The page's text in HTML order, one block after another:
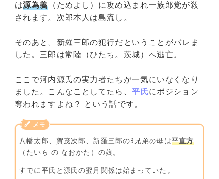
は源為義（ためよし）に攻め込まれ一族郎党が殺
されます。次郎本人は島流し。
そのあと、新羅三郎の犯行だということがバレま
した。三郎は常陸（ひたち。茨城）へ逃亡。
ここで河内源氏の実力者たちが一気にいなくなり
ました。こんなことしてたら、 平氏にポジション
奪われますよね？ という話です。
八幡太郎、賀茂次郎、新羅三郎の3兄弟の母は平直方
（たいら の なおかた）の娘。
すでに平氏と源氏の蜜月関係は始まっていた。